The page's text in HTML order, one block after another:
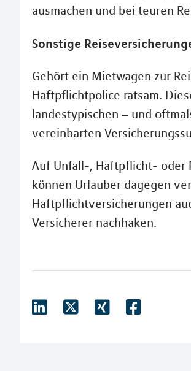
ausmachen und bei teuren
Sonstige
Gehört ein Mietwagen zur
Haftpflichtpolice ratsam.
landestypischen – und
vereinbarten
Auf Unfall-, Haftpflicht- oder
können Urlauber dagegen
Haftpflichtversicherungen
Versicherer nachhaken.